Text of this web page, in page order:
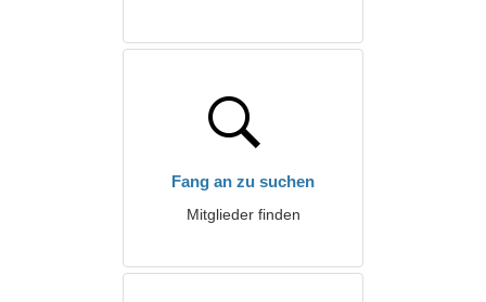
Fang an zu suchen
Mitglieder finden